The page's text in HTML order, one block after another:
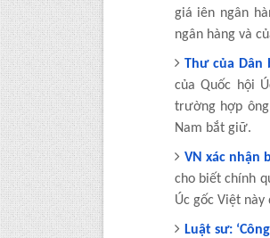
giá iên ngân
ngân hàng và
Thư của
của Quốc hội
trường hợp
Nam bắt giữ.
VN xác nhận
cho biết chính
Úc gốc Việt
Luật sư: